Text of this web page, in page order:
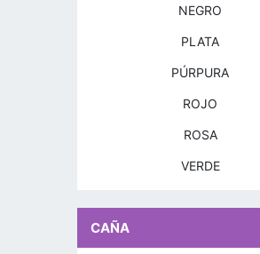
NEGRO
PLATA
PÚRPURA
ROJO
ROSA
VERDE
CAÑA